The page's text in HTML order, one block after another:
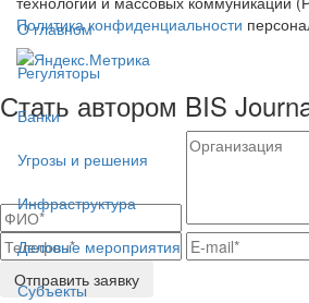
О главном
Регуляторы
Банки
Угрозы и решения
Инфраструктура
Деловые мероприятия
Субъекты
Политика конфиденциальности
Стать автором BIS
Отправить заявку